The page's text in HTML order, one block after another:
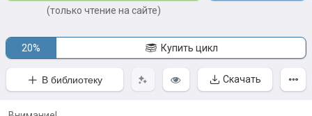
(только чтение на сайте)
20% Купить цикл
В библиотеку Скачать